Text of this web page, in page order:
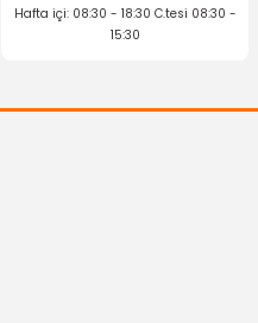
Hafta içi: 08:30 - 18:30 C.tesi 08:30 -
15:30